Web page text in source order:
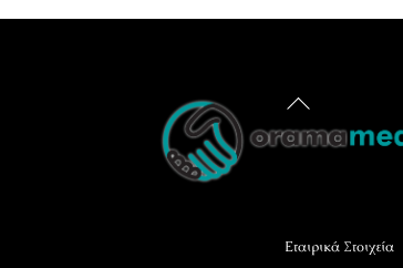
Back
To
Εταιρικά Στοιχεία